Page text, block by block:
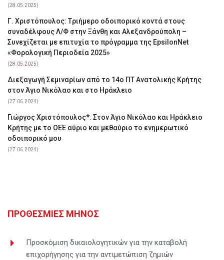
(28.05.2025)
Γ. Χριστόπουλος: Tριήμερο οδοιπορικό κοντά στους
συναδέλφους Λ/Φ στην Ξάνθη και Αλεξανδρούπολη –
Συνεχίζεται με επιτυχία το πρόγραμμα της EpsilonNet
«Φορολογική Περιοδεία 2025»
(28.05.2025)
Διεξαγωγή Σεμιναρίων από το 14ο ΠΤ Ανατολικής Κρήτης
στον Άγιο Νικόλαο και στο Ηράκλειο
(27.06.2024)
Γιώργος Χριστόπουλος*: Στον Άγιο Νικόλαο και Ηράκλειο
Κρήτης με το ΟΕΕ αύριο και μεθαύριο το ενημερωτικό
οδοιπορικό μου
(27.06.2024)
ΠΡΟΘΕΣΜΙΕΣ ΜΗΝΟΣ
Προσκόμιση δικαιολογητικών για την καταβολή
επιχορήγησης για την αντιμετώπιση ζημιών